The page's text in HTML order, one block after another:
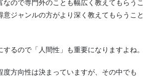
なので専門外のことも幅広く教えてもらうこ
意ジャンルの方がより深く教えてもらうこと
するので「人間性」も重要になりますよね。
度方向性は決まっていますが、その中でも